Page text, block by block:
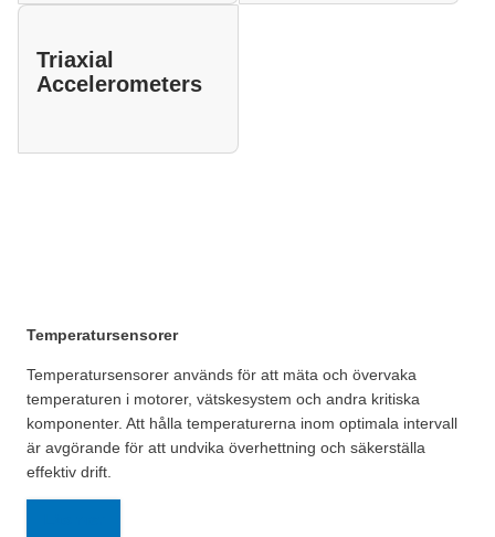
Triaxial
Accelerometers
Temperatursensorer
Temperatursensorer används för att mäta och övervaka
temperaturen i motorer, vätskesystem och andra kritiska
komponenter. Att hålla temperaturerna inom optimala intervall
är avgörande för att undvika överhettning och säkerställa
effektiv drift.